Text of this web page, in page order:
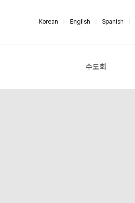
Korean English Spanish
수도회